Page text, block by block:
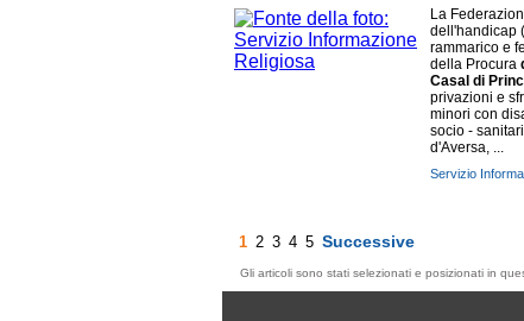
La
dell'handicap
rammarico e
della Procura
Casal di
privazioni e
minori con
socio -
d'Aversa, ...
Servizio
1 2 3 4 5 Successive
Gli articoli sono stati selezionati e posizionati in